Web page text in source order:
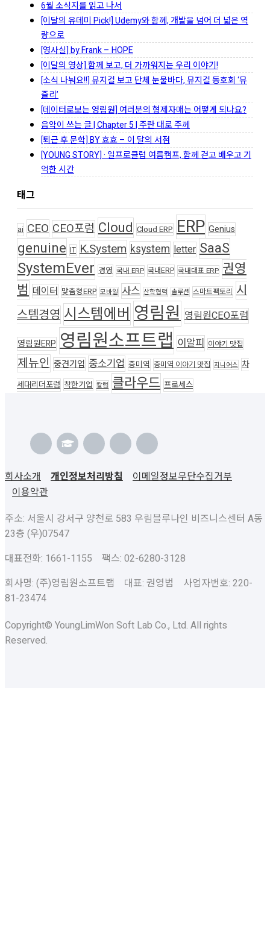
6월 소식지를 읽고 나서
[이달의 유데미 Pick!] Udemy와 함께, 개발을 넘어 더 넓은 역
량으로
[영사실] by Frank – HOPE
[이달의 영상] 함께 보고, 더 가까워지는 우리 이야기!
[소식 나눠요!!] 뮤지컬 보고 단체 눈물바다, 뮤지컬 동호회 ‘뮤
즐리’
[데이터로보는 영림원] 여러분의 형제자매는 어떻게 되나요?
음악이 쓰는 글 | Chapter 5 | 주란 대로 주께
[퇴근 후 문학] BY 효효 – 이 달의 서점
[YOUNG STORY] · 일프로클럽 여름캠프, 함께 걷고 배우고 기
억한 시간
태그
ai CEO CEO포럼 Cloud Cloud ERP ERP Genius
genuine IT K.System ksystem letter SaaS
SystemEver 경영 국내 ERP 국내ERP 국내대표 ERP 권영
범 데이터 맞춤형ERP 모바일 사스 산학협력 솔루션 스마트팩토리 시
스템경영 시스템에버영림원 영림원CEO포럼
영림원ERP 영림원소프트랩 이알피 이야기 맛집
제뉴인 중견기업 중소기업 증미역 증미역 이야기 맛집 지니어스 차
세대리더포럼 착한기업 칼럼 클라우드 프로세스
회사소개 개인정보처리방침
이메일정보무단수집거부
이용약관
주소: 서울시 강서구 양천로 583 우림블루나인 비즈니스센터 A동
23층 (우)07547
대표전화: 1661-1155 팩스: 02-6280-3128
회사명: (주)영림원소프트랩 대표: 권영범 사업자번호: 220-
81-23474
Copyright© YoungLimWon Soft Lab Co., Ltd. All rights
Reserved.